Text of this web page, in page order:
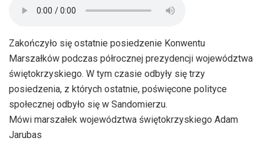
Zakończyło się ostatnie posiedzenie Konwentu
Marszałków podczas półrocznej prezydencji województwa
świętokrzyskiego. W tym czasie odbyły się trzy
posiedzenia, z których ostatnie, poświęcone polityce
społecznej odbyło się w Sandomierzu.
Mówi marszałek województwa świętokrzyskiego Adam
Jarubas